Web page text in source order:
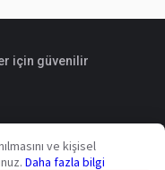
için güvenilir
ve kişisel
Daha fazla bilgi